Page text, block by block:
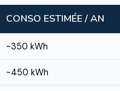
CONSO ESTIMÉE / AN
~350 kWh
~450 kWh